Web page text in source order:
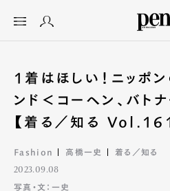
1着はほしい！ニッポ
ンド＜コーヘン、バト
【着る／知る Vol.161
Fashion 高橋一史 着る／知る
2023.09.08
写真・文：一史